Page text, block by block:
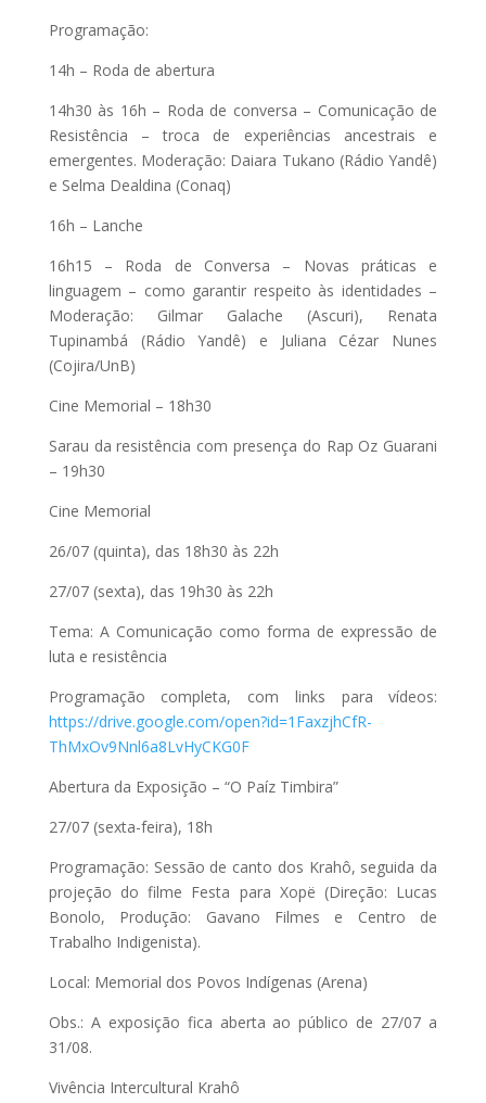
Programação:
14h – Roda de abertura
14h30 às 16h – Roda de conversa – Comunicação de
Resistência – troca de experiências ancestrais e
emergentes. Moderação: Daiara Tukano (Rádio Yandê)
e Selma Dealdina (Conaq)
16h – Lanche
16h15 – Roda de Conversa – Novas práticas e
linguagem – como garantir respeito às identidades –
Moderação: Gilmar Galache (Ascuri), Renata
Tupinambá (Rádio Yandê) e Juliana Cézar Nunes
(Cojira/UnB)
Cine Memorial – 18h30
Sarau da resistência com presença do Rap Oz Guarani
– 19h30
Cine Memorial
26/07 (quinta), das 18h30 às 22h
27/07 (sexta), das 19h30 às 22h
Tema: A Comunicação como forma de expressão de
luta e resistência
Programação completa, com links para vídeos:
https://drive.google.com/open?id=1FaxzjhCfR-
ThMxOv9Nnl6a8LvHyCKG0F
Abertura da Exposição – “O Paíz Timbira”
27/07 (sexta-feira), 18h
Programação: Sessão de canto dos Krahô, seguida da
projeção do filme Festa para Xopë (Direção: Lucas
Bonolo, Produção: Gavano Filmes e Centro de
Trabalho Indigenista).
Local: Memorial dos Povos Indígenas (Arena)
Obs.: A exposição fica aberta ao público de 27/07 a
31/08.
Vivência Intercultural Krahô